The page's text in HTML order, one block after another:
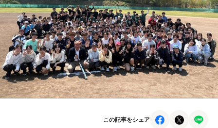
この記事をシェア